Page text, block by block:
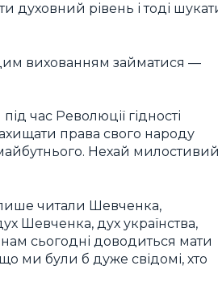
духовний рівень і тоді
вихованням займатися —
час Революції гідності
права свого народу
Нехай
лише читали Шевченка,
Шевченка, дух українства,
сьогодні доводиться мати
ми були б дуже свідомі, хто